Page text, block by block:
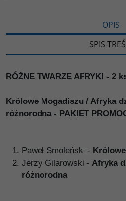
OPIS
SPIS
RÓŻNE TWARZE AFRYKI - 2
Królowe Mogadiszu / Afryka
różnorodna - PAKIET
Paweł Smoleński -
Jerzy Gilarowski - Afryka
różnorodna